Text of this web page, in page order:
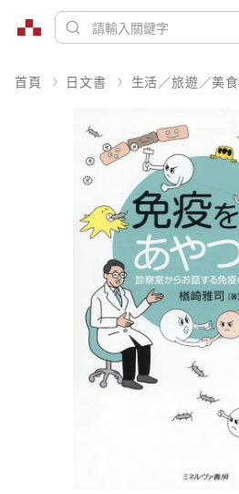
首頁 日文書 生活／旅遊／美食